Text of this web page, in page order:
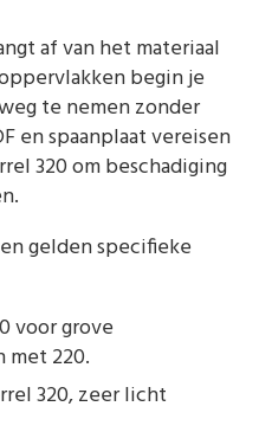
af van het materiaal
begin je
te nemen zonder
en spaanplaat vereisen
320 om beschadiging
gelden specifieke
voor grove
met 220.
320, zeer licht